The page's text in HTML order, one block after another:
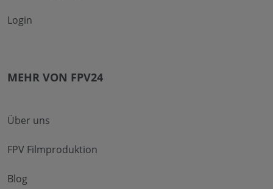
Login
MEHR VON FPV24
Über uns
FPV Filmproduktion
Blog